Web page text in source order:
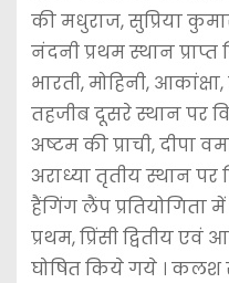
की मधुराज, सुप्रिया
नंदनी प्रथम स्थान
भारती, मोहिनी,
तहजीब दूसरे स्थान पर
अष्टम की प्राची, दीपा
अराध्या तृतीय स्थान पर
हैंगिंग लैंप प्रतियोगिता
प्रथम, प्रिंसी द्वितीय
घोषित किये गये । कलश